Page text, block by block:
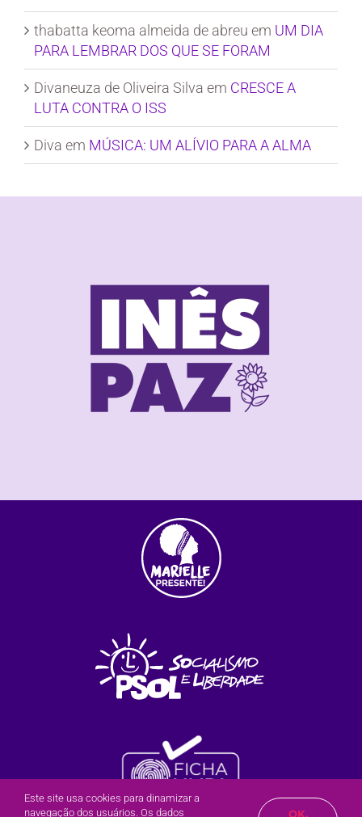
thabatta keoma almeida de abreu em UM DIA
PARA LEMBRAR DOS QUE SE FORAM
Divaneuza de Oliveira Silva em CRESCE A
LUTA CONTRA O ISS
Diva em MÚSICA: UM ALÍVIO PARA A ALMA
Este site usa cookies para dinamizar a
navegação dos usuários. Os dados
OK,